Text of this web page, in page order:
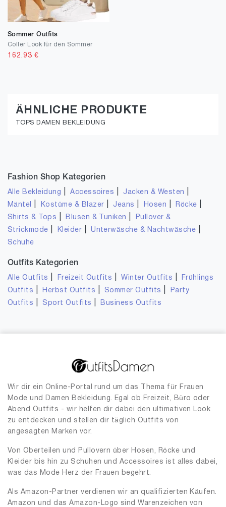
Sommer Outfits
Coller Look für den Sommer
162.93 €
ÄHNLICHE PRODUKTE
TOPS DAMEN BEKLEIDUNG
Fashion Shop Kategorien
Alle Bekleidung |Accessoires Jacken & Westen
Mäntel Kostüme & Blazer Jeans Hosen Röcke
Shirts & Tops Blusen & Tuniken
Pullover &
Strickmode
Kleider |Unterwäsche & Nachtwäsche
Schuhe
Outfits Kategorien
Alle Outfits Freizeit Outfits |Winter Outfits
Frühlings
Outfits
Herbst Outfits Sommer Outfits
Party
Outfits
Sport Outfits Business Outfits
Wir dir ein Online-Portal rund um das Thema für Frauen
Mode und Damen Bekleidung. Egal ob Freizeit, Büro oder
Abend Outfits - wir helfen dir dabei den ultimativen Look
zu entdecken und stellen dir täglich Outfits von
angesagten Marken vor.
Von Oberteilen und Pullovern über Hosen, Röcke und
Kleider bis hin zu Schuhen und Accessoires ist alles dabei,
was das Mode Herz der Frauen begehrt.
Als Amazon-Partner verdienen wir an qualifizierten Käufen.
Amazon und das Amazon-Logo sind Warenzeichen von